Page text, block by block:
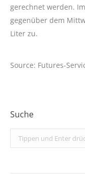
gerechnet werden.
gegenüber dem
Liter zu.
Source: Futures-
Suche
Search: